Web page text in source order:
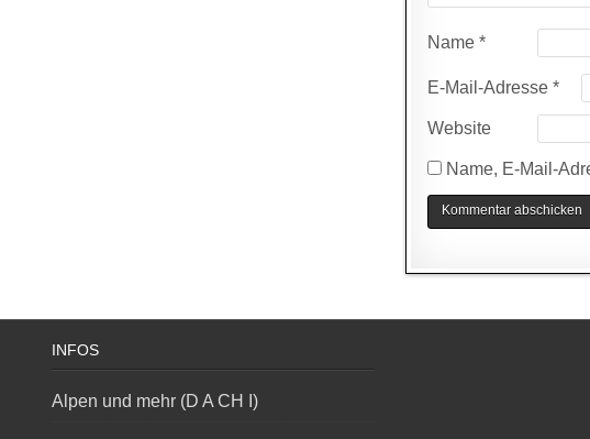
Name*
E-Mail-Adresse*
Website
Name, E-Mail-
INFOS
Alpen und mehr (D A CH I)